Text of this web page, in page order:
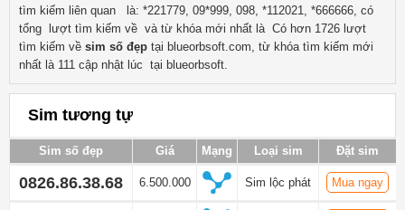
tìm kiếm liên quan
là: *221779, 09*999, 098, *112021, *666666, có
tổng lượt tìm kiếm về và từ khóa mới nhất là Có hơn 1726 lượt
tìm kiếm về sim số đẹp tại blueorbsoft.com, từ khóa tìm kiếm mới
nhất là 111 cập nhật lúc tại blueorbsoft.
Sim tương tự
Sim số đẹp Giá Mạng Loại sim Đặt sim
0826.86.38.68 6.500.000 Sim lộc phát Mua ngay